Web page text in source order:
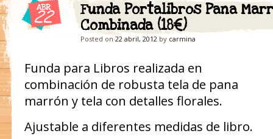
ABR
22
Funda Portalibros Pana
Combinada (18€)
Posted on 22 abril, 2012 by carmina
Funda para Libros realizada en
combinación de robusta tela de pana
marrón y tela con detalles florales.
Ajustable a diferentes medidas de libro.